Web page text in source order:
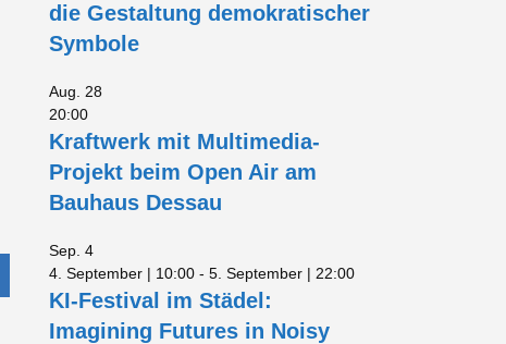
die Gestaltung demokratischer
Symbole
Aug. 28
20:00
Kraftwerk mit Multimedia-
Projekt beim Open Air am
Bauhaus Dessau
Sep. 4
4. September | 10:00 - 5. September | 22:00
KI-Festival im Städel:
Imagining Futures in Noisy